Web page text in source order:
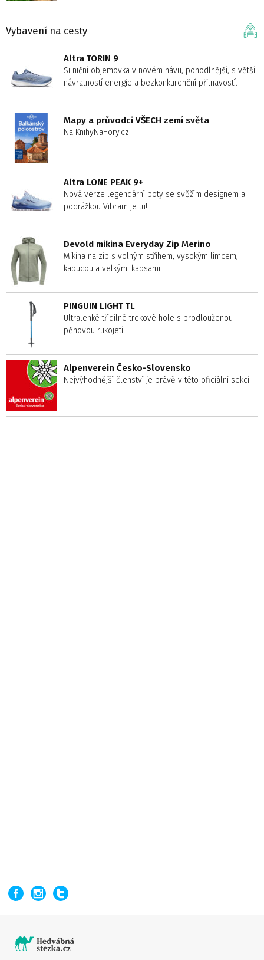
Vybavení na cesty
Altra TORIN 9
Silniční objemovka v novém hávu, pohodlnější, s větší
návratností energie a bezkonkurenční přilnavostí.
Mapy a průvodci VŠECH zemí světa
Na KnihyNaHory.cz
Altra LONE PEAK 9+
Nová verze legendární boty se svěžím designem a
podrážkou Vibram je tu!
Devold mikina Everyday Zip Merino
Mikina na zip s volným střihem, vysokým límcem,
kapucou a velkými kapsami.
PINGUIN LIGHT TL
Ultralehké třídílné trekové hole s prodlouženou
pěnovou rukojetí.
Alpenverein Česko-Slovensko
Nejvýhodnější členství je právě v této oficiální sekci